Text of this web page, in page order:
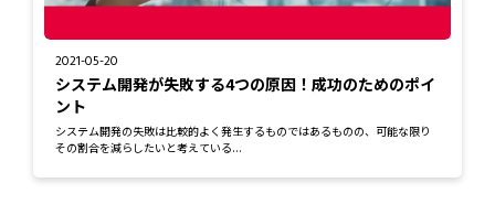
2021-05-20
システム開発が失敗する4つの原因！成功のためのポイ
ント
システム開発の失敗は比較的よく発生するものではあるものの、可能な限り
その割合を減らしたいと考えている...